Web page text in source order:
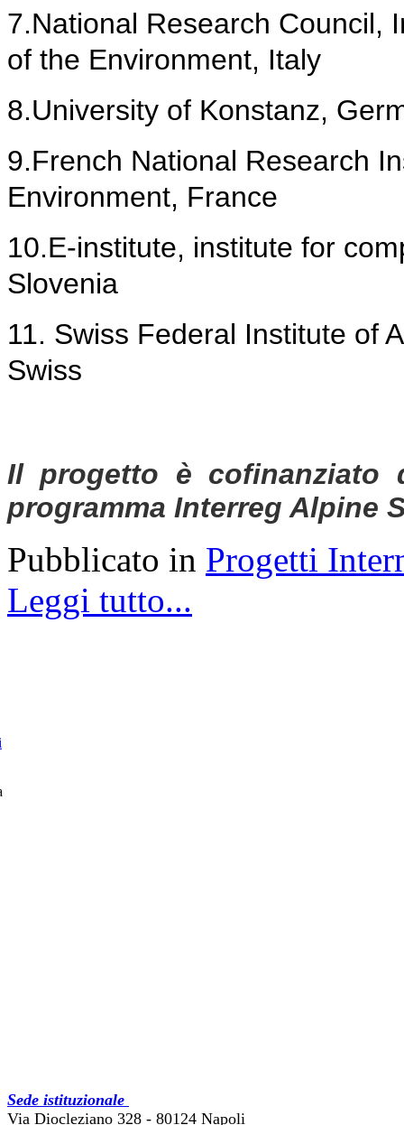
7.National Research Council,
of the Environment, Italy
8.University of Konstanz,
9.French National Research
Environment, France
10.E-institute, institute for
Slovenia
11. Swiss Federal Institute of
Swiss
Il progetto è cofinanziato
programma Interreg Alpine
Pubblicato in Progetti
Leggi tutto...
Sede istituzionale
Via Diocleziano 328 - 80124 Napoli